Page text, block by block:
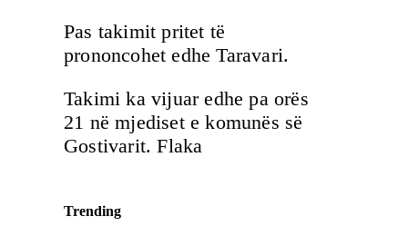
Pas takimit pritet të
prononcohet edhe Taravari.
Takimi ka vijuar edhe pa orës
21 në mjediset e komunës së
Gostivarit. Flaka
Trending